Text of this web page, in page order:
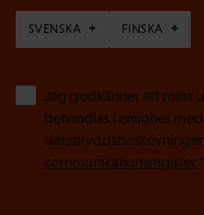
SVENSKA FINSKA
Jag godkänner att mina
behandlas i enlighet med
kommunikationsregister*